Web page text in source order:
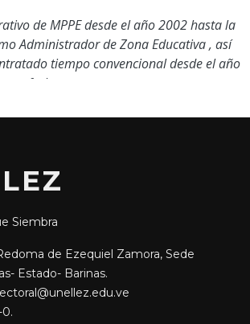
de MPPE desde el año 2002 hasta la
Administrador de Zona Educativa , así
tiempo convencional desde el año
fecha
Mención: Administración de
Mención Recursos Materiales y
Mención Gerencia General
Siembra
de Ezequiel Zamora, Sede
Estado- Barinas.